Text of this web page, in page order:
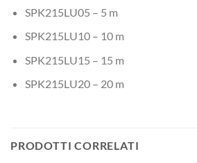
SPK215LU05 – 5 m
SPK215LU10 – 10 m
SPK215LU15 – 15 m
SPK215LU20 – 20 m
PRODOTTI CORRELATI